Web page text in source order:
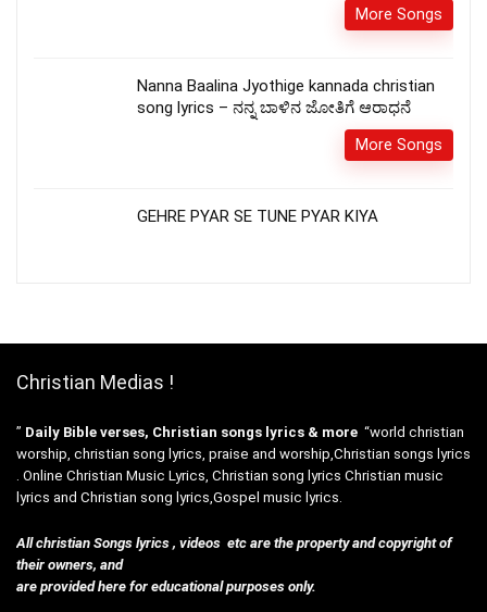
More Songs
Nanna Baalina Jyothige kannada christian
song lyrics – ನನ್ನ ಬಾಳಿನ ಜೋತಿಗೆ ಆರಾಧನೆ
More Songs
GEHRE PYAR SE TUNE PYAR KIYA
Christian Medias !
” Daily Bible verses, Christian songs lyrics & more “world christian
worship, christian song lyrics, praise and worship,Christian songs lyrics
. Online Christian Music Lyrics, Christian song lyrics Christian music
lyrics and Christian song lyrics,Gospel music lyrics.
All christian Songs lyrics , videos etc are the property and copyright of
their owners, and
are provided here for educational purposes only.